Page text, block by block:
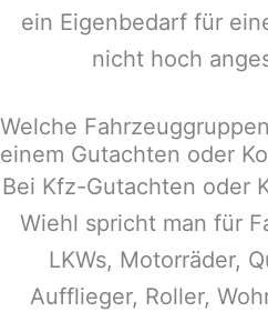
ein Eigenbedarf für
nicht hoch
Welche
einem Gutachten oder
Bei Kfz-Gutachten oder
Wiehl spricht man für
LKWs, Motorräder,
Aufflieger, Roller,